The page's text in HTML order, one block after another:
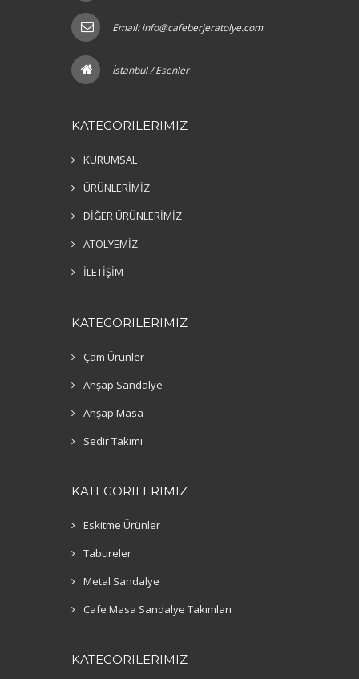
Email:info@cafeberjeratolye.com
İstanbul / Esenler
KATEGORILERIMIZ
KURUMSAL
ÜRÜNLERİMİZ
DİĞER ÜRÜNLERİMİZ
ATOLYEMİZ
İLETİŞİM
KATEGORILERIMIZ
Çam Ürünler
Ahşap Sandalye
Ahşap Masa
Sedir Takımı
KATEGORILERIMIZ
Eskitme Ürünler
Tabureler
Metal Sandalye
Cafe Masa Sandalye Takımları
KATEGORILERIMIZ